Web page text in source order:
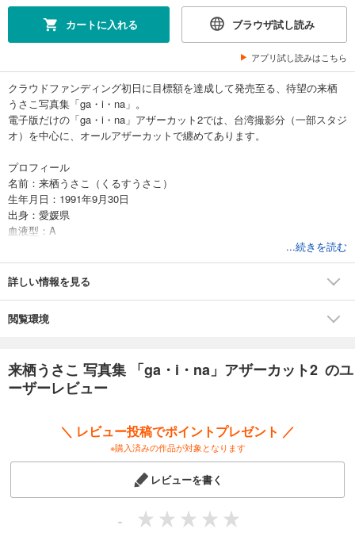
カートに入れる ブラウザ試し読み
アプリ試し読みはこちら
クラウドファンディング初日に目標額を達成して発売至る、待望の来栖
うさこ写真集「ga・i・na」。
電子版だけの「ga・i・na」アザーカット2では、台湾撮影分（一部スタジ
オ）を中心に、オールアザーカットで纏めてあります。
プロフィール
名前：来栖うさこ（くるすうさこ）
生年月日：1991年9月30日
出身：愛媛県
血液型：A
サイズ：B77・W55・H88
趣味：グラビア研究、人狼ゲーム、ボドゲ、漫画アニメ、ゲーム、パチ
特技：麻雀、動画撮影編集、踊ってみた
This photo book is a Japanese 33-year-old pin-up girl.
...続きを読む
詳しい情報を見る
閲覧環境
来栖うさこ 写真集 「ga・i・na」アザーカット2 のユ
ーザーレビュー
＼ レビュー投稿でポイントプレゼント ／
※購入済みの作品が対象となります
レビューを書く
-